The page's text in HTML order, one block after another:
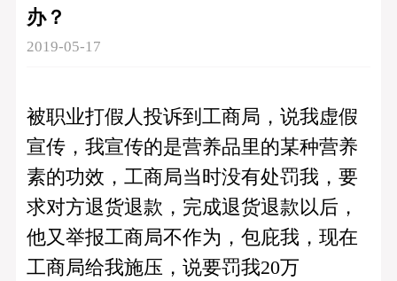
办？
2019-05-17
被职业打假人投诉到工商局，说我虚假
宣传，我宣传的是营养品里的某种营养
素的功效，工商局当时没有处罚我，要
求对方退货退款，完成退货退款以后，
他又举报工商局不作为，包庇我，现在
工商局给我施压，说要罚我20万